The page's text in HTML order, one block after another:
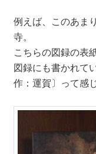
例えば、このあま
寺。
こちらの図録の表
図録にも書かれて
作：運賀〕って感